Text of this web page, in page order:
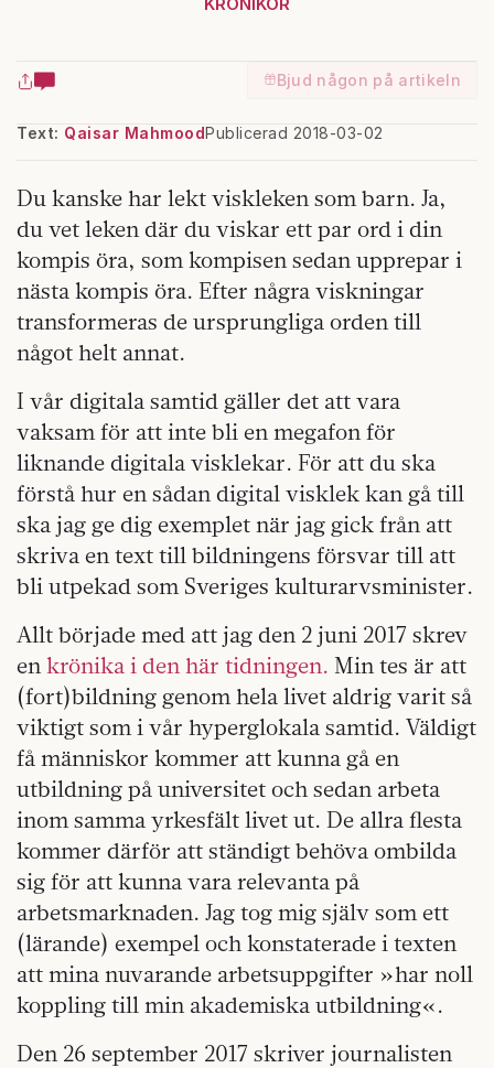
Bjud någon på artikeln
Text: Qaisar MahmoodPublicerad 2018-03-02
Du kanske har lekt viskleken som barn. Ja,
du vet leken där du viskar ett par ord i din
kompis öra, som kompisen sedan upprepar i
nästa kompis öra. Efter några viskningar
transformeras de ursprungliga orden till
något helt annat.
I vår digitala samtid gäller det att vara
vaksam för att inte bli en megafon för
liknande digitala visklekar. För att du ska
förstå hur en sådan digital visklek kan gå till
ska jag ge dig exemplet när jag gick från att
skriva en text till bildningens försvar till att
bli utpekad som Sveriges kulturarvsminister.
Allt började med att jag den 2 juni 2017 skrev
enkrönika i den här tidningen. Min tes är att
(fort)bildning genom hela livet aldrig varit så
viktigt som i vår hyperglokala samtid. Väldigt
få människor kommer att kunna gå en
utbildning på universitet och sedan arbeta
inom samma yrkesfält livet ut. De allra flesta
kommer därför att ständigt behöva ombilda
sig för att kunna vara relevanta på
arbetsmarknaden. Jag tog mig själv som ett
(lärande) exempel och konstaterade i texten
att mina nuvarande arbetsuppgifter »har noll
koppling till min akademiska utbildning«.
Den 26 september 2017 skriver journalisten